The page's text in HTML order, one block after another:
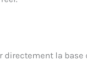
directement la base